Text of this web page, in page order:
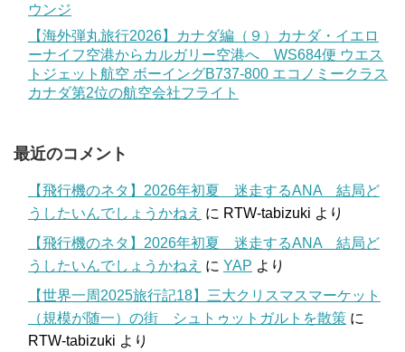
ウンジ
【海外弾丸旅行2026】カナダ編（９）カナダ・イエロ
ーナイフ空港からカルガリー空港へ WS684便 ウエス
トジェット航空 ボーイングB737-800 エコノミークラス
カナダ第2位の航空会社フライト
最近のコメント
【飛行機のネタ】2026年初夏 迷走するANA 結局ど
うしたいんでしょうかねえ に RTW-tabizuki より
【飛行機のネタ】2026年初夏 迷走するANA 結局ど
うしたいんでしょうかねえ に YAP より
【世界一周2025旅行記18】三大クリスマスマーケット
（規模が随一）の街 シュトゥットガルトを散策 に
RTW-tabizuki より